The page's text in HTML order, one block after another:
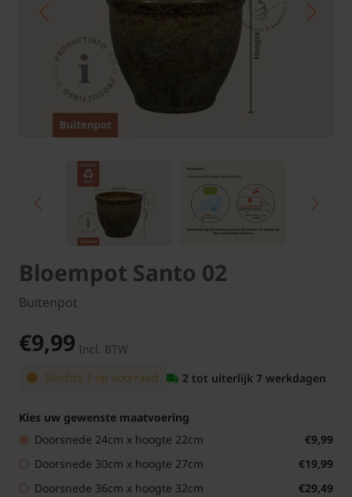
Bloempot Santo 02
Buitenpot
€9,99 Incl. BTW
Slechts 1 op voorraad
2 tot uiterlijk 7 werkdagen
Kies uw gewenste maatvoering
Doorsnede 24cm x hoogte 22cm
€9,99
Doorsnede 30cm x hoogte 27cm
€19,99
Doorsnede 36cm x hoogte 32cm
€29,49